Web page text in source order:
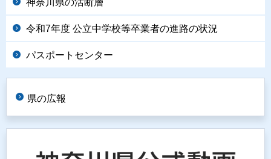
神奈川県の活断層
令和7年度 公立中学校等卒業者の進路の状況
パスポートセンター
県の広報